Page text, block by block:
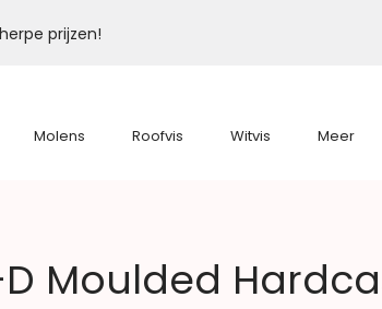
prijzen!
Molens Roofvis Witvis Meer
Moulded